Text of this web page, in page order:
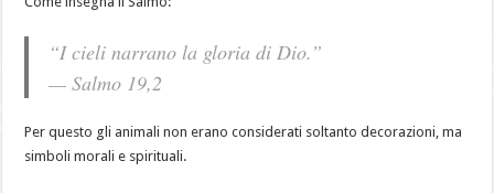
“I cieli narrano la gloria di Dio.”
— Salmo 19,2
Per questo gli animali non erano considerati soltanto decorazioni, ma
simboli morali e spirituali.